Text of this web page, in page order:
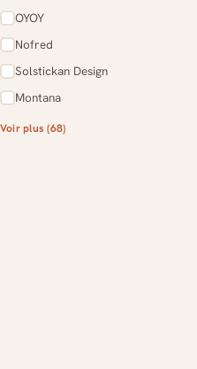
OYOY
Nofred
Solstickan Design
Montana
Voir plus (68)